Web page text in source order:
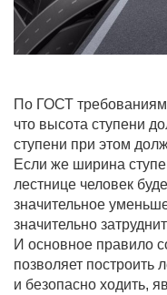
По ГОСТ требованиям
что высота ступени
ступени при этом
Если же ширина
лестнице человек
значительное
значительно
И основное правило
позволяет построить
и безопасно ходить,